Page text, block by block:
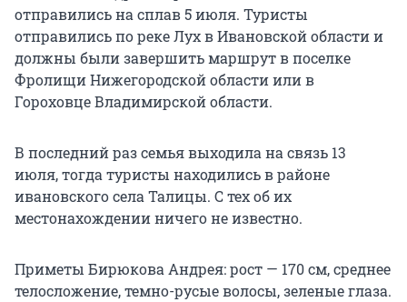
отправились на сплав 5 июля. Туристы
отправились по реке Лух в Ивановской области и
должны были завершить маршрут в поселке
Фролищи Нижегородской области или в
Гороховце Владимирской области.
В последний раз семья выходила на связь 13
июля, тогда туристы находились в районе
ивановского села Талицы. С тех об их
местонахождении ничего не известно.
Приметы Бирюкова Андрея: рост — 170 см, среднее
телосложение, темно-русые волосы, зеленые глаза.